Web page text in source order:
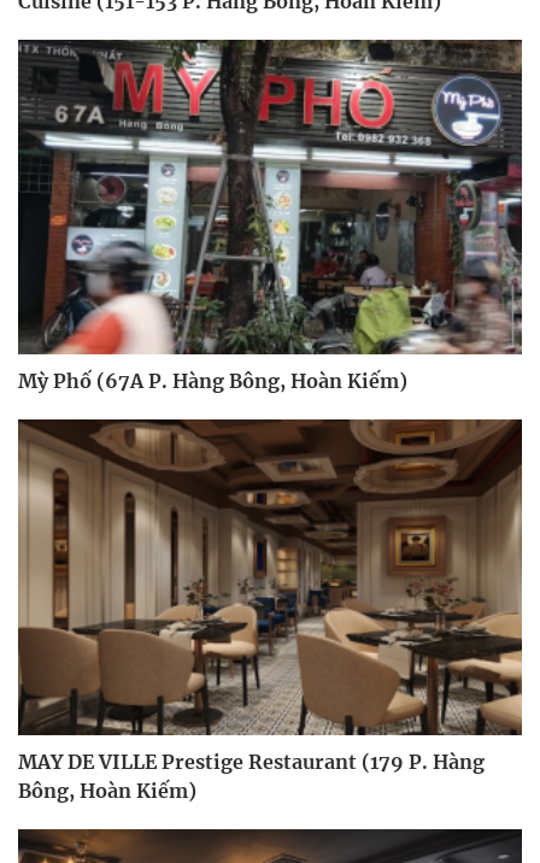
Mỳ Phố (67A P. Hàng Bông, Hoàn Kiếm)
MAY DE VILLE Prestige Restaurant (179 P. Hàng
Bông, Hoàn Kiếm)